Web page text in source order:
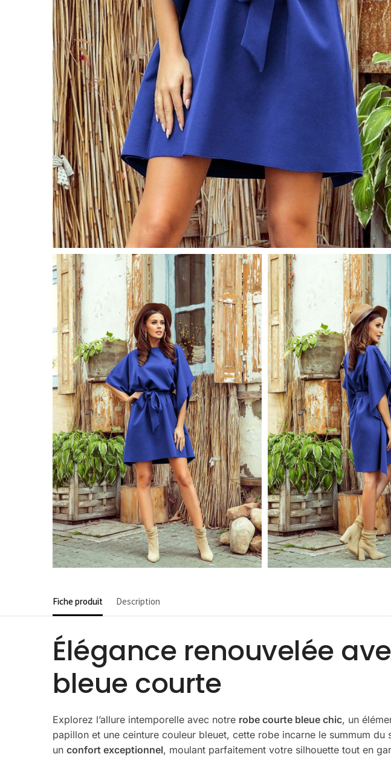
Fiche produit Description
Élégance renouvelée
bleue courte
Explorez l’allure intemporelle avec notre robe courte bleue chic, un
papillon et une ceinture couleur bleuet, cette robe incarne le summum
unconfort exceptionnel, moulant parfaitement votre silhouette tout en